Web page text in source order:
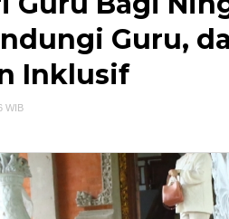
Guru,
Inklusif
WIB